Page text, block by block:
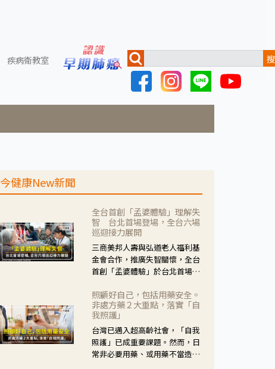
疾病衛教室
今健康New新聞
全台首創「孟婆體驗」理解失
智 台北首場登場，全台六場
巡迴接力展開
三商美邦人壽與弘道老人福利基
金會合作，推廣失智關懷，全台
首創「孟婆體驗」於台北首場實
模式，用結合情境互動等豐富活
動，將抽象的失智轉化為可感
受、可討論的生活情境，並引導
民眾在家人開始出現改變時，以
理解取代責備、以耐心回應不
安。
照顧好自己，包括用藥安全。
非處方藥２大重點，落實「自
我照護」
台灣已邁入超高齡社會，「自我
照護」已成重要課題。然而，日
常非必要用藥、或用藥不當造成